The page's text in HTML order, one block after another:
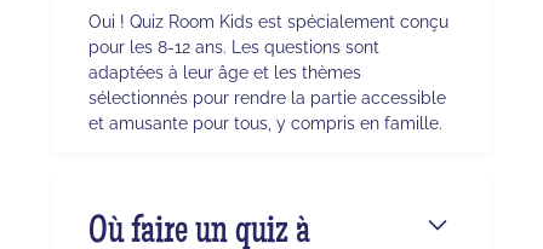
Oui ! Quiz Room Kids est spécialement conçu
pour les 8-12 ans. Les questions sont
adaptées à leur âge et les thèmes
sélectionnés pour rendre la partie accessible
et amusante pour tous, y compris en famille.
Où faire un quiz à